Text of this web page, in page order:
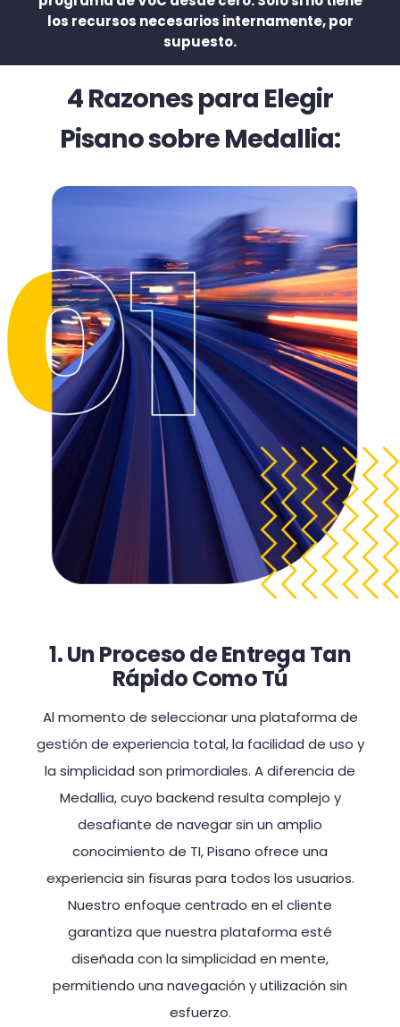
los recursos necesarios internamente, por
supuesto.
4 Razones para Elegir
Pisano sobre Medallia:
1. Un Proceso de Entrega Tan
Rápido Como Tú
Al momento de seleccionar una plataforma de
gestión de experiencia total, la facilidad de uso y
la simplicidad son primordiales. A diferencia de
Medallia, cuyo backend resulta complejo y
desafiante de navegar sin un amplio
conocimiento de TI, Pisano ofrece una
experiencia sin fisuras para todos los usuarios.
Nuestro enfoque centrado en el cliente
garantiza que nuestra plataforma esté
diseñada con la simplicidad en mente,
permitiendo una navegación y utilización sin
esfuerzo.